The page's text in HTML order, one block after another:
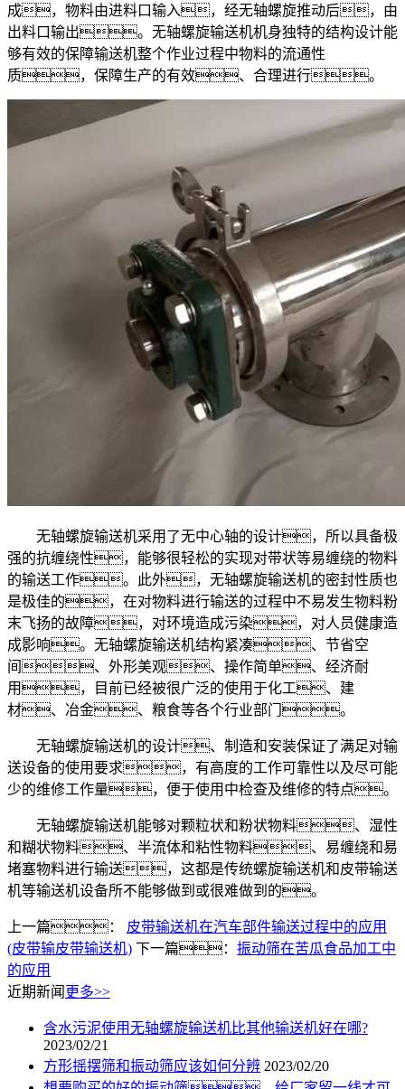
成，物料由进料口输入，经无轴螺旋推动后，由
出料口输出。无轴螺旋输送机机身独特的结构设计能
够有效的保障输送机整个作业过程中物料的流通性
质，保障生产的有效、合理进行。
无轴螺旋输送机采用了无中心轴的设计，所以具备极
强的抗缠绕性，能够很轻松的实现对带状等易缠绕的物料
的输送工作。此外，无轴螺旋输送机的密封性质也
是极佳的，在对物料进行输送的过程中不易发生物料粉
末飞扬的故障，对环境造成污染，对人员健康造
成影响。无轴螺旋输送机结构紧凑、节省空
间、外形美观、操作简单、经济耐
用，目前已经被很广泛的使用于化工、建
材、冶金、粮食等各个行业部门。
无轴螺旋输送机的设计、制造和安装保证了满足对输
送设备的使用要求，有高度的工作可靠性以及尽可能
少的维修工作量，便于使用中检查及维修的特点。
无轴螺旋输送机能够对颗粒状和粉状物料、湿性
和糊状物料、半流体和粘性物料、易缠绕和易
堵塞物料进行输送，这都是传统螺旋输送机和皮带输送
机等输送机设备所不能够做到或很难做到的。
上一篇： 皮带输送机在汽车部件输送过程中的应用
(皮带输皮带输送机) 下一篇： 振动筛在苦瓜食品加工中
的应用
近期新闻 更多>>
含水污泥使用无轴螺旋输送机比其他输送机好在哪?
2023/02/21
方形摇摆筛和振动筛应该如何分辨 2023/02/20